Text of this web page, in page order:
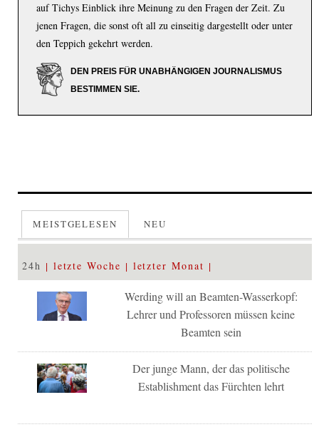
auf Tichys Einblick ihre Meinung zu den Fragen der Zeit. Zu
jenen Fragen, die sonst oft all zu einseitig dargestellt oder unter
den Teppich gekehrt werden.
DEN PREIS FÜR UNABHÄNGIGEN JOURNALISMUS
BESTIMMEN SIE.
MEISTGELESEN NEU
24h letzte Woche letzter Monat
Werding will an Beamten-Wasserkopf:
Lehrer und Professoren müssen keine
Beamten sein
Der junge Mann, der das politische
Establishment das Fürchten lehrt